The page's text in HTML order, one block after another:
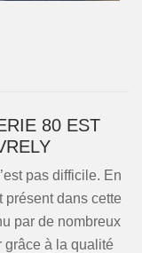
80 EST
pas difficile. En
présent dans cette
par de nombreux
grâce à la qualité